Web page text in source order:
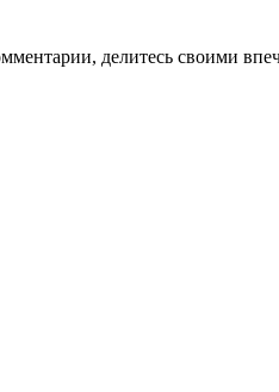
делитесь своими